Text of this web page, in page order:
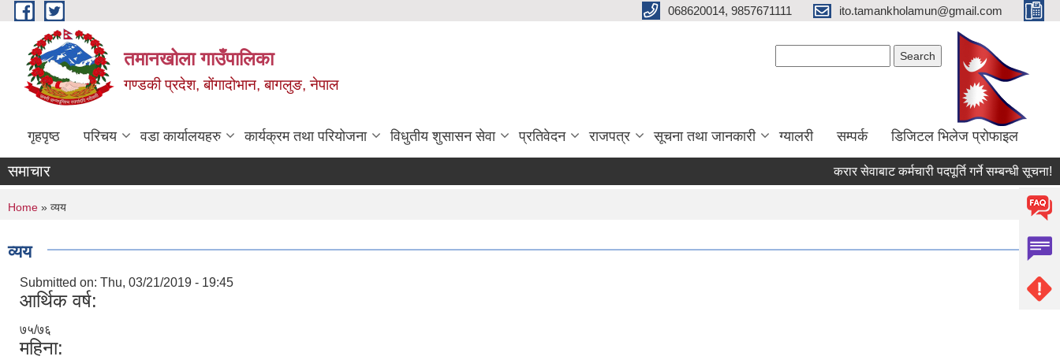
Skip to main content 068620014, 9857671111 ito.tamankholamun@gmail.com
तमानखोला गाउँपालिका
गण्डकी प्रदेश, बोंगादोभान, बागलुङ, नेपाल
गृहपृष्ठ परिचय वडा कार्यालयहरु कार्यक्रम तथा परियोजना विधुतीय शुसासन सेवा प्रतिवेदन राजपत्र सूचना तथा जानकारी ग्यालरी सम्पर्क डिजिटल भिलेज प्राेफाइल
समाचार करार सेवाबाट कर्मचारी पदपूर्ति गर्ने सम्बन्धी सूचना!
You are here
Home » व्यय
व्यय
Submitted on: Thu, 03/21/2019 - 19:45
आर्थिक वर्ष:
७५/७६
महिना: